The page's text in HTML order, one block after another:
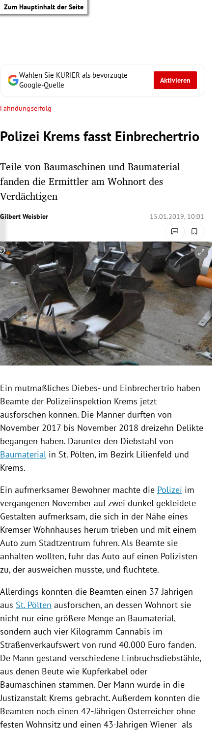
Zum Hauptinhalt der Seite
Untermenü
Untermenü
Untermenü
Untermenü
Untermenü
Untermenü
Untermenü
Wählen Sie KURIER als bevorzugte
Google-Quelle
Aktivieren
Fahndungserfolg
Polizei Krems fasst Einbrechertrio
Teile von Baumaschinen und Baumaterial
fanden die Ermittler am Wohnort des
Verdächtigen
Gilbert Weisbier 15.01.2019, 10:01
Copyright-Hinweis öffnen/schließen
Ein mutmaßliches Diebes- und Einbrechertrio haben
Beamte der Polizeiinspektion Krems jetzt
ausforschen können. Die Männer dürften von
November 2017 bis November 2018 dreizehn Delikte
begangen haben. Darunter den Diebstahl von
Baumaterial in St. Pölten, im Bezirk Lilienfeld und
Krems.
Ein aufmerksamer Bewohner machte die Polizei im
vergangenen November auf zwei dunkel gekleidete
Gestalten aufmerksam, die sich in der Nähe eines
Kremser Wohnhauses herum trieben und mit einem
Auto zum Stadtzentrum fuhren. Als Beamte sie
anhalten wollten, fuhr das Auto auf einen Polizisten
zu, der ausweichen musste, und flüchtete.
Allerdings konnten die Beamten einen 37-Jährigen
aus St. Pölten ausforschen, an dessen Wohnort sie
nicht nur eine größere Menge an Baumaterial,
sondern auch vier Kilogramm Cannabis im
Straßenverkaufswert von rund 40.000 Euro fanden.
De Mann gestand verschiedene Einbruchsdiebstähle,
aus denen Beute wie Kupferkabel oder
Baumaschinen stammen. Der Mann wurde in die
Justizanstalt Krems gebracht. Außerdem konnten die
Beamten noch einen 42-Jährigen Österreicher ohne
festen Wohnsitz und einen 43-Jährigen Wiener als